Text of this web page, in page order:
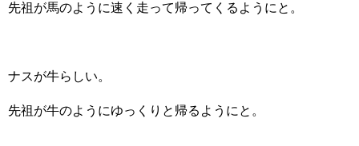
先祖が馬のように速く走って帰ってくるようにと。
ナスが牛らしい。
先祖が牛のようにゆっくりと帰るようにと。